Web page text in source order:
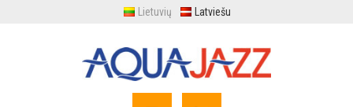
Lietuvių Latviešu